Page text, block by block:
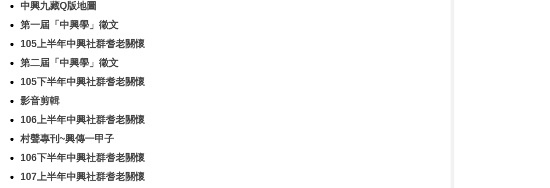
中興九藏Q版地圖
第一屆「中興學」徵文
105上半年中興社群耆老關懷
第二屆「中興學」徵文
105下半年中興社群耆老關懷
影音剪輯
106上半年中興社群耆老關懷
村聲專刊~興傳一甲子
106下半年中興社群耆老關懷
107上半年中興社群耆老關懷